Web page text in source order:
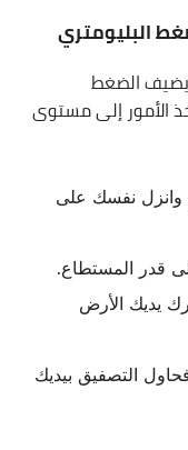
يضيف الضغط
الأمور إلى مستوى
وانزل نفسك على
قدر المستطاع.
يديك الأرض
التصفيق بيديك